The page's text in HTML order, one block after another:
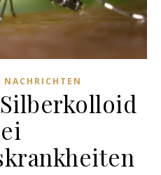
NACHRICHTEN